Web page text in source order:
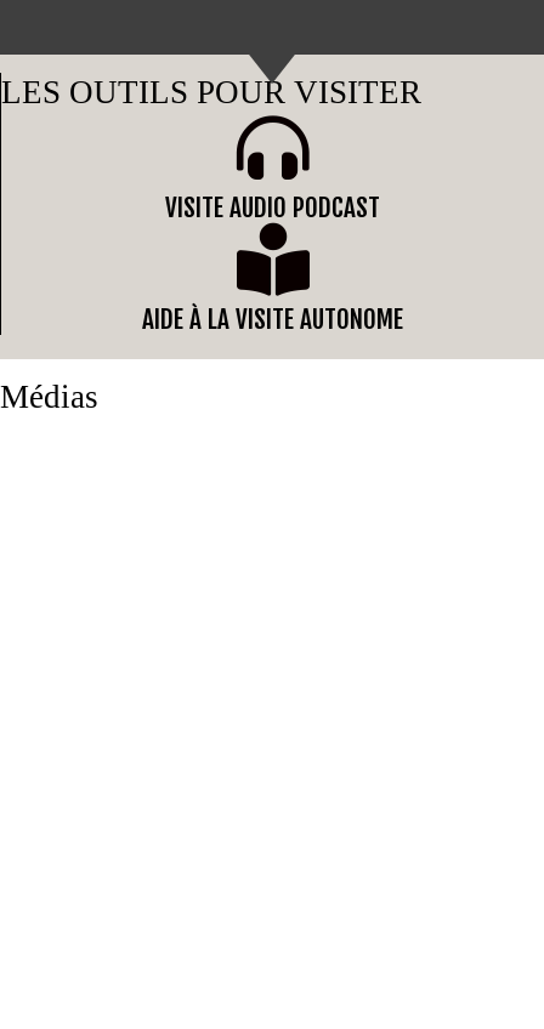
LES OUTILS POUR VISITER
VISITE AUDIO PODCAST
AIDE À LA VISITE AUTONOME
Médias